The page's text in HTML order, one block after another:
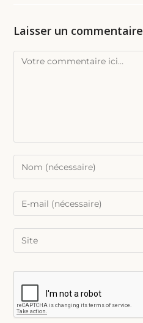
Laisser un commentaire